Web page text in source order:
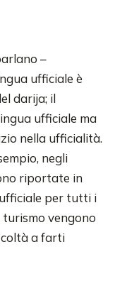
–
ufficiale è
darija; il
ufficiale ma
nella ufficialità.
negli
riportate in
per tutti i
turismo vengono
a farti